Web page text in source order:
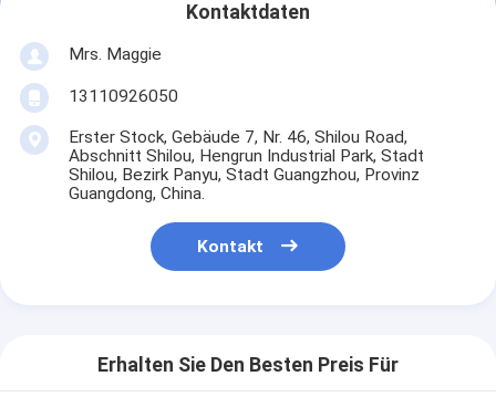
Kontaktdaten
Mrs. Maggie
13110926050
Erster Stock, Gebäude 7, Nr. 46, Shilou Road,
Abschnitt Shilou, Hengrun Industrial Park, Stadt
Shilou, Bezirk Panyu, Stadt Guangzhou, Provinz
Guangdong, China.
Kontakt
Erhalten Sie Den Besten Preis Für